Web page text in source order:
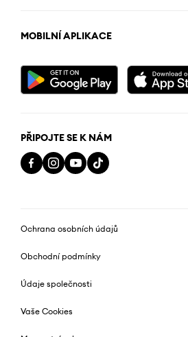
MOBILNÍ APLIKACE
PŘIPOJTE SE K NÁM
Ochrana osobních údajů
Obchodní podmínky
Údaje společnosti
Vaše Cookies